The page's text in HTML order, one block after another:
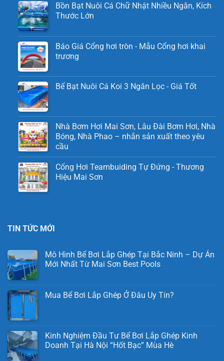
Bồn Bạt Nuôi Cá Chữ Nhật Nhiều Ngăn, Kích
Thước Lớn
Báo Giá Cổng hơi tròn - Mẫu Cổng hơi khai
trương
Bể Bạt Nuôi Cá Koi 3 Ngăn Lọc - Giá Tốt
Nhà Bơm Hơi Mai Sơn, Lâu Đài Bơm Hơi, Nhà
Bóng, Nhà Phao – nhắn sản xuất theo yêu
cầu
Cổng Hơi Teambuiding Tự Đứng - Thương
Hiệu Mai Sơn
TIN TỨC MỚI
Mô Hình Bể Bơi Lắp Ghép Tại Bắc Ninh – Dự Án
Mới Nhất Từ Mai Sơn Best Pools
Mua Bể Bơi Lắp Ghép Ở Đâu Uy Tín?
Kinh Nghiệm Đầu Tư Bể Bơi Lắp Ghép Kinh
Doanh Tại Hà Nội “Hốt Bạc” Mùa Hè